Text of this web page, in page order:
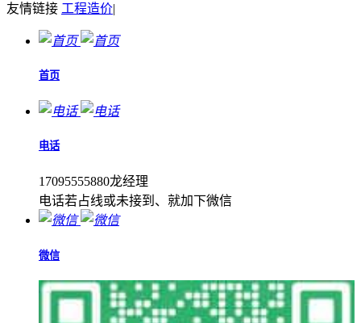
友情链接 工程造价|
首页
电话
17095555880龙经理
电话若占线或未接到、就加下微信
微信